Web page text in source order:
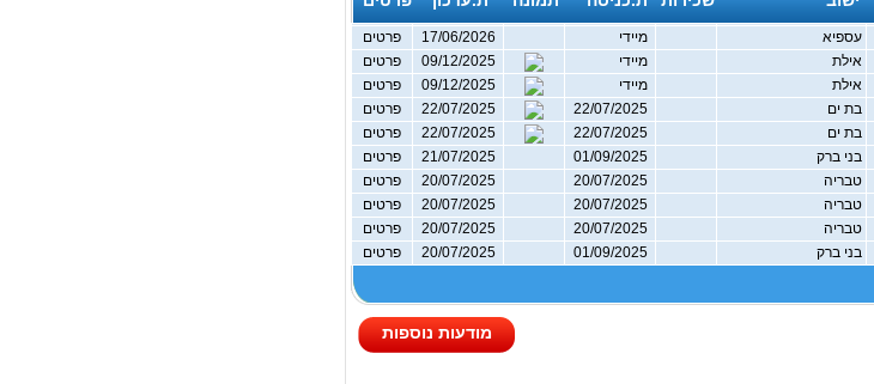
עספיא מיידי 17/06/2026
פרטים
אילת מיידי 09/12/2025
פרטים
אילת מיידי 09/12/2025
פרטים
בת ים 22/07/2025
פרטים
בת ים 22/07/2025
פרטים
בני ברק 21/07/2025
פרטים
טבריה 20/07/2025
פרטים
טבריה 20/07/2025
פרטים
טבריה 20/07/2025
פרטים
בני ברק 20/07/2025 פרטים
מודעות נוספות